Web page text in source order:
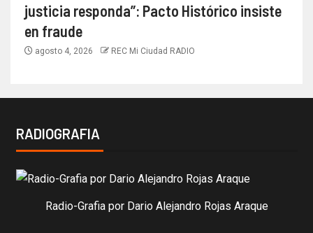
justicia responda”: Pacto Histórico insiste
en fraude
agosto 4, 2026 REC Mi Ciudad RADIO
RADIOGRAFIA
Radio-Grafia por Dario Alejandro Rojas Araque